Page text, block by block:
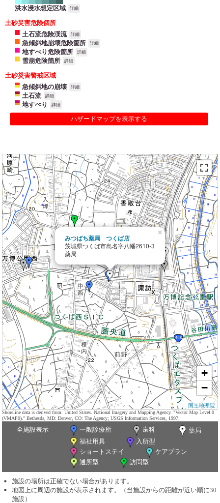
洪水浸水想定区域 詳細
土砂災害危険個所
土石流危険渓流
詳細
急傾斜地崩壊危険箇所 詳細
地すべり危険箇所 詳細
雪崩危険箇所 詳細
土砂災害警戒区域
急傾斜地の崩壊
詳細
土石流 詳細
地すべり 詳細
ハザードマップを表示する
みつばち薬局 つくば店
茨城県つくば市島名字八幡2610-3
薬局
×
+
−
国土地理院
Shoreline data is derived from: United States. National Imagery and Mapping Agency. "Vector Map Level 0
(VMAP0)." Bethesda, MD: Denver, CO: The Agency; USGS Information Services, 1997.
全施設表示 一般診療所 歯科
薬局
福祉用具
入所型
ショートステイ
ケアプラン
通所型
訪問型
施設の場所は正確でない場合があります。
地図上に周辺の施設が表示されます。（当施設からの距離が近い順に30
施設）